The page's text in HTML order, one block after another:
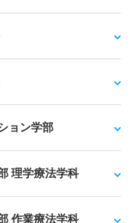
ョン学部
理学療法学科
作業療法学科